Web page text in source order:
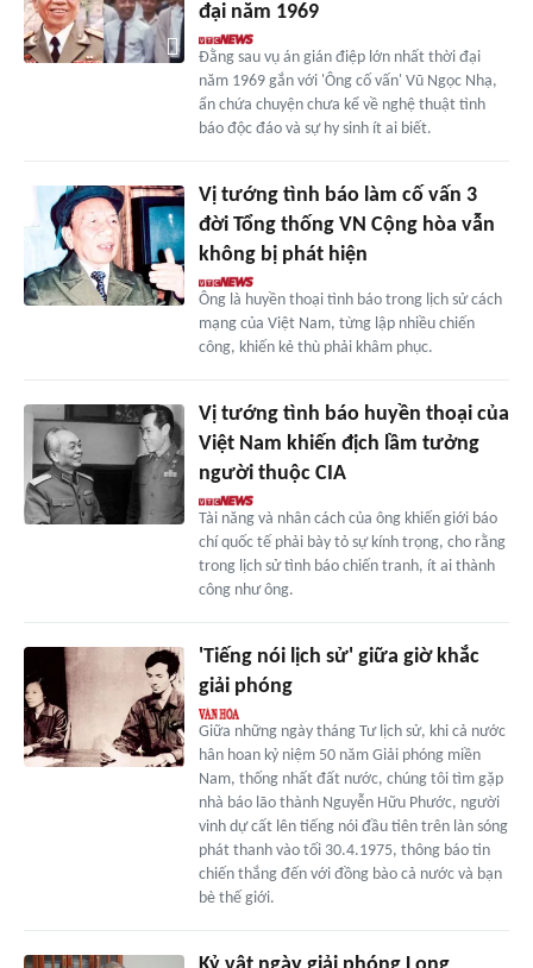
đại năm 1969
Đằng sau vụ án gián điệp lớn nhất thời đại
năm 1969 gắn với 'Ông cố vấn' Vũ Ngọc Nhạ,
ẩn chứa chuyện chưa kể về nghệ thuật tình
báo độc đáo và sự hy sinh ít ai biết.
Vị tướng tình báo làm cố vấn 3
đời Tổng thống VN Cộng hòa vẫn
không bị phát hiện
Ông là huyền thoại tình báo trong lịch sử cách
mạng của Việt Nam, từng lập nhiều chiến
công, khiến kẻ thù phải khâm phục.
Vị tướng tình báo huyền thoại của
Việt Nam khiến địch lầm tưởng
người thuộc CIA
Tài năng và nhân cách của ông khiến giới báo
chí quốc tế phải bày tỏ sự kính trọng, cho rằng
trong lịch sử tình báo chiến tranh, ít ai thành
công như ông.
'Tiếng nói lịch sử' giữa giờ khắc
giải phóng
Giữa những ngày tháng Tư lịch sử, khi cả nước
hân hoan kỷ niệm 50 năm Giải phóng miền
Nam, thống nhất đất nước, chúng tôi tìm gặp
nhà báo lão thành Nguyễn Hữu Phước, người
vinh dự cất lên tiếng nói đầu tiên trên làn sóng
phát thanh vào tối 30.4.1975, thông báo tin
chiến thắng đến với đồng bào cả nước và bạn
bè thế giới.